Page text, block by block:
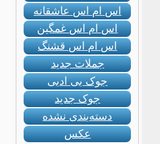
اس ام اس عاشقانه
اس ام اس غمگین
اس ام اس قشنگ
جملات جدید
جوک بی ادبی
جوک جدید
دسته‌بندی نشده
عکس